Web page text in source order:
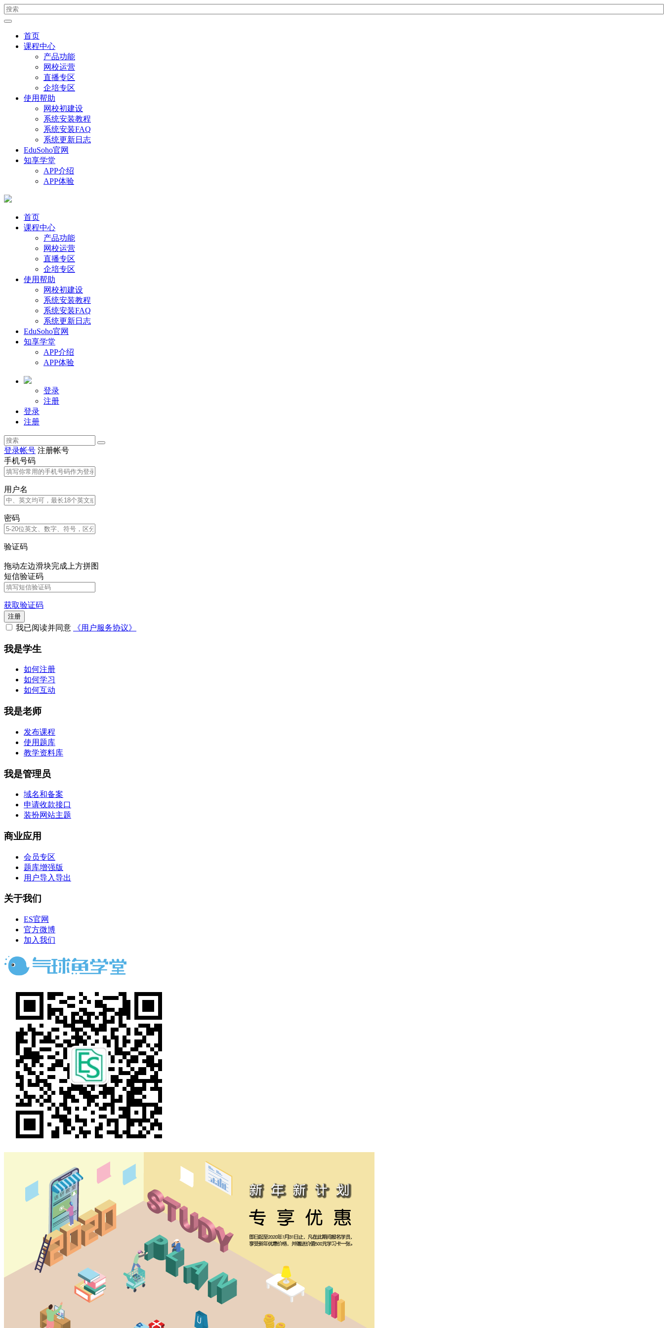
首页
课程中心
产品功能
网校运营
直播专区
企培专区
使用帮助
网校初建设
系统安装教程
系统安装FAQ
系统更新日志
EduSoho官网
知享学堂
APP介绍
APP体验
首页
课程中心
产品功能
网校运营
直播专区
企培专区
使用帮助
网校初建设
系统安装教程
系统安装FAQ
系统更新日志
EduSoho官网
知享学堂
APP介绍
APP体验
登录
注册
登录
注册
登录帐号 注册帐号
手机号码
用户名
密码
验证码
拖动左边滑块完成上方拼图
短信验证码
获取验证码
注册
我已阅读并同意 《用户服务协议》
我是学生
如何注册
如何学习
如何互动
我是老师
发布课程
使用题库
教学资料库
我是管理员
域名和备案
申请收款接口
装扮网站主题
商业应用
会员专区
题库增强版
用户导入导出
关于我们
ES官网
官方微博
加入我们